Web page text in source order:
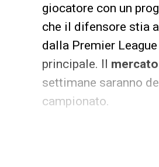
giocatore con un
che il difensore stia
dalla Premier
principale. Il mercato
settimane saranno
campionato.
LA PLAYLIST